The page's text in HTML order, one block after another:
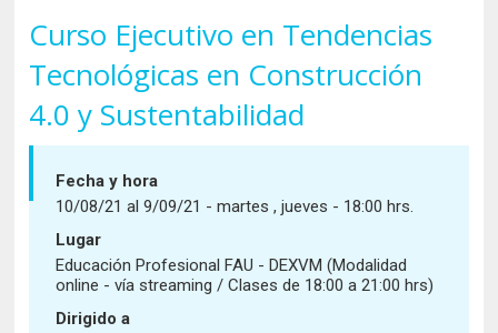
EXTENSIÓN
DEPARTAMENTOS
Arquitectura
Geografía
INSTITUTOS
Historia y Patrimonio
Estudiantes
Académicos
Funcionarios
Egresados
Curso Ejecutivo en Tendencias
Tecnológicas en Construcción
4.0 y Sustentabilidad
Fecha y hora
10/08/21 al 9/09/21 - martes , jueves - 18:00 hrs.
Lugar
Educación Profesional FAU - DEXVM (Modalidad
online - vía streaming / Clases de 18:00 a 21:00 hrs)
Dirigido a